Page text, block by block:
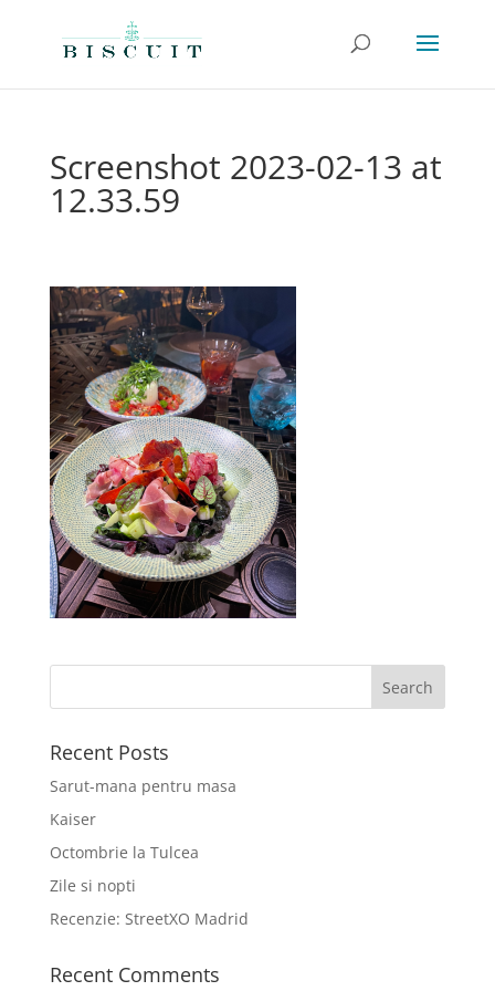
Screenshot 2023-02-13 at
12.33.59
Recent Posts
Sarut-mana pentru masa
Kaiser
Octombrie la Tulcea
Zile si nopti
Recenzie: StreetXO Madrid
Recent Comments